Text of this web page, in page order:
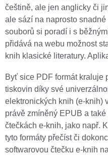
češtině, ale jen anglicky či
ale sází na naprosto
souborů si poradí i s
přidává na webu možnost
knih klasické literatury.
Byť sice PDF formát kraluje
tiskovin díky své
elektronických knih (e-knih)
právě zmíněný EPUB a
čtečkách e-knih, jako např.
tyto formáty přečíst či
softwarovou čtečku e-knih